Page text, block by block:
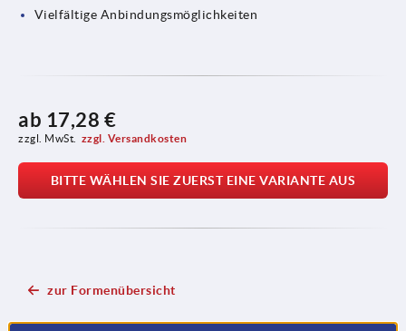
Vielfältige Anbindungsmöglichkeiten
ab 17,28 €
zzgl. MwSt. zzgl. Versandkosten
BITTE WÄHLEN SIE ZUERST EINE VARIANTE AUS
zur Formenübersicht